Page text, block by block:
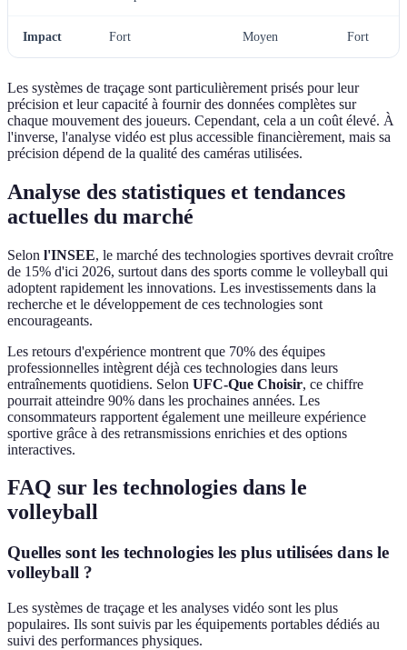
Impact Fort Moyen Fort
Les systèmes de traçage sont particulièrement prisés pour leur
précision et leur capacité à fournir des données complètes sur
chaque mouvement des joueurs. Cependant, cela a un coût élevé. À
l'inverse, l'analyse vidéo est plus accessible financièrement, mais sa
précision dépend de la qualité des caméras utilisées.
Analyse des statistiques et tendances
actuelles du marché
Selon l'INSEE, le marché des technologies sportives devrait croître
de 15% d'ici 2026, surtout dans des sports comme le volleyball qui
adoptent rapidement les innovations. Les investissements dans la
recherche et le développement de ces technologies sont
encourageants.
Les retours d'expérience montrent que 70% des équipes
professionnelles intègrent déjà ces technologies dans leurs
entraînements quotidiens. Selon UFC-Que Choisir, ce chiffre
pourrait atteindre 90% dans les prochaines années. Les
consommateurs rapportent également une meilleure expérience
sportive grâce à des retransmissions enrichies et des options
interactives.
FAQ sur les technologies dans le
volleyball
Quelles sont les technologies les plus utilisées dans le
volleyball ?
Les systèmes de traçage et les analyses vidéo sont les plus
populaires. Ils sont suivis par les équipements portables dédiés au
suivi des performances physiques.